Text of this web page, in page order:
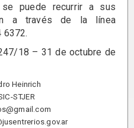
se puede recurrir a sus
a través de la línea
6372.
18 – 31 de octubre de
Heinrich
STJER